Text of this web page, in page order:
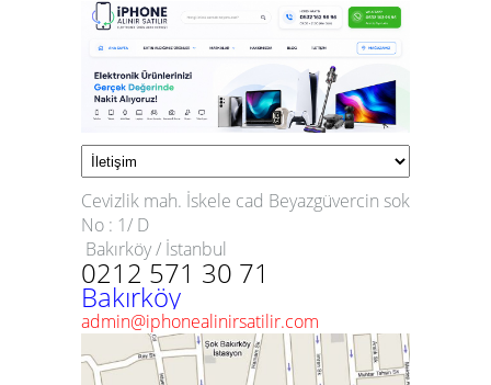
Cevizlik mah. İskele cad Beyazgüvercin sok
No : 1/ D
Bakırköy / İstanbul
0212 571 30 71
Bakırköy
admin@iphonealinirsatilir.com